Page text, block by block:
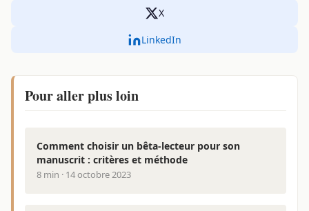
X
LinkedIn
Pour aller plus loin
Comment choisir un bêta-lecteur pour son
manuscrit : critères et méthode
8 min · 14 octobre 2023